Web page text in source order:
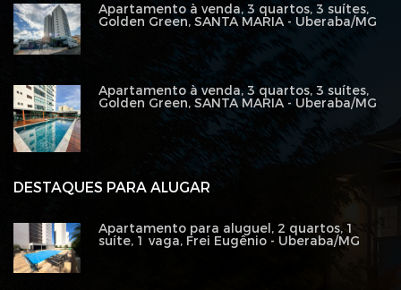
DESTAQUES PARA ALUGAR
Apartamento para aluguel, 2 quartos, 1
suíte, 1 vaga, Frei Eugênio - Uberaba/MG
Apartamento à venda, 3 quartos, 3 suítes,
Golden Green, SANTA MARIA - Uberaba/MG
Apartamento à venda, 3 quartos, 3 suítes,
Golden Green, SANTA MARIA - Uberaba/MG